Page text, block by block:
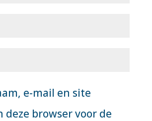
e-mail en site
deze browser voor de